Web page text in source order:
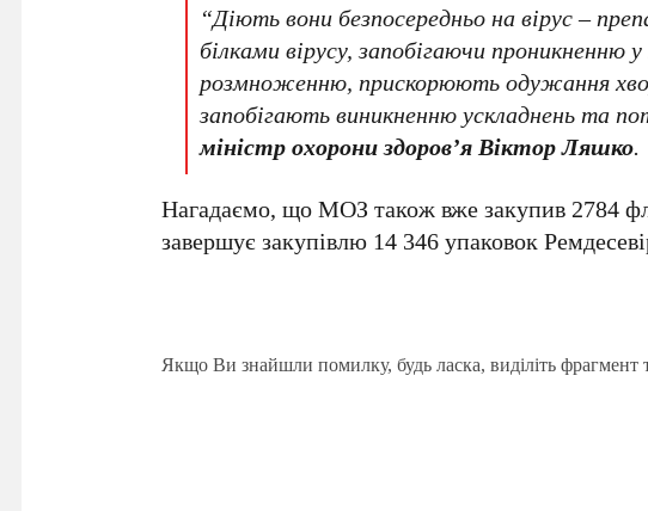
“Діють вони безпосередньо на вірус –
білками вірусу, запобігаючи проникненню
розмноженню, прискорюють одужання
запобігають виникненню ускладнень та
міністр охорони здоров’я Віктор Ляшко.
Нагадаємо, що МОЗ також вже закупив 2784
завершує закупівлю 14 346 упаковок
Якщо Ви знайшли помилку, будь ласка, виділіть фрагмент